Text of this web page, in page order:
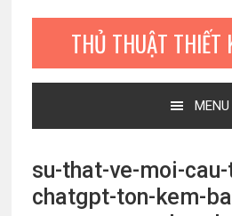
THỦ THUẬT THIẾT
MENU
su-that-ve-moi-
chatgpt-ton-kem-